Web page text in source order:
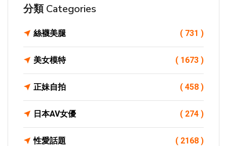
分類 Categories
絲襪美腿 ( 731 )
美女模特 ( 1673 )
正妹自拍 ( 458 )
日本AV女優 ( 274 )
性愛話題 ( 2168 )